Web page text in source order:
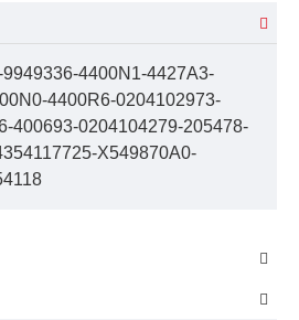
4400N1-4427A3-
4400R6-0204102973-
400693-0204104279-205478-
X549870A0-